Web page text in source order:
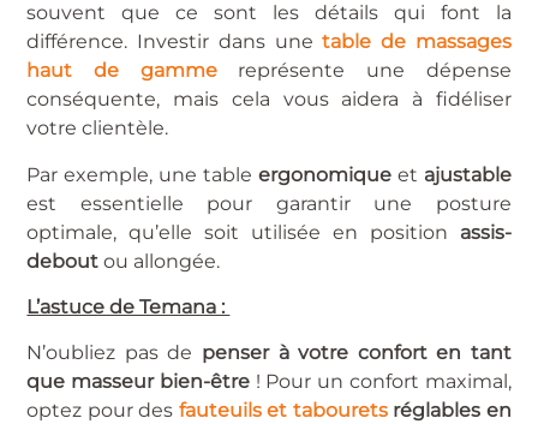
souvent que ce sont les détails qui font la
différence. Investir dans une table de massages
haut de gammereprésente une dépense
conséquente, mais cela vous aidera à fidéliser
votre clientèle.
Par exemple, une table ergonomiqueet ajustable
est essentielle pour garantir une posture
optimale, qu’elle soit utilisée en position assis-
debout ou allongée.
L’astuce de Temana :
N’oubliez pas de penser à votre confort en tant
que masseur bien-être! Pour un confort maximal,
optez pour des fauteuils et tabouretsréglables en